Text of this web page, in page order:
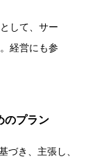
して、サー
経営にも参
のプラン
づき、主張し、